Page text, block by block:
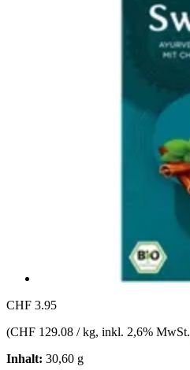
CHF 3.95
(CHF 129.08 / kg, inkl. 2,6% MwSt.
Inhalt: 30,60 g